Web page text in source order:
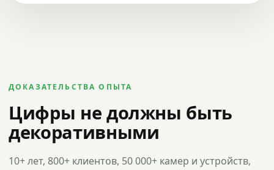
ДОКАЗАТЕЛЬСТВА ОПЫТА
Цифры не должны быть
декоративными
10+ лет, 800+ клиентов, 50 000+ камер и устройств,